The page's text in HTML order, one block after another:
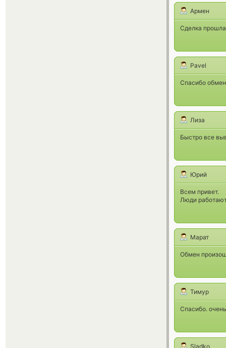
Армен
Сделка
Pavel
Спасибо
Лиза
Быстро все
Юрий
Всем привет.
Люди
Марат
Обмен
Тимур
Спасибо.
Sladko